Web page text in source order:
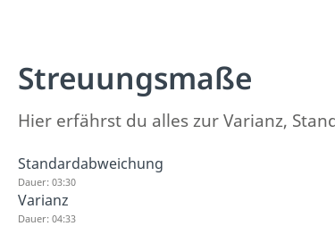
Streuungsmaße
Hier erfährst du alles zur Varianz,
Standardabweichung
Dauer: 03:30
Varianz
Dauer: 04:33